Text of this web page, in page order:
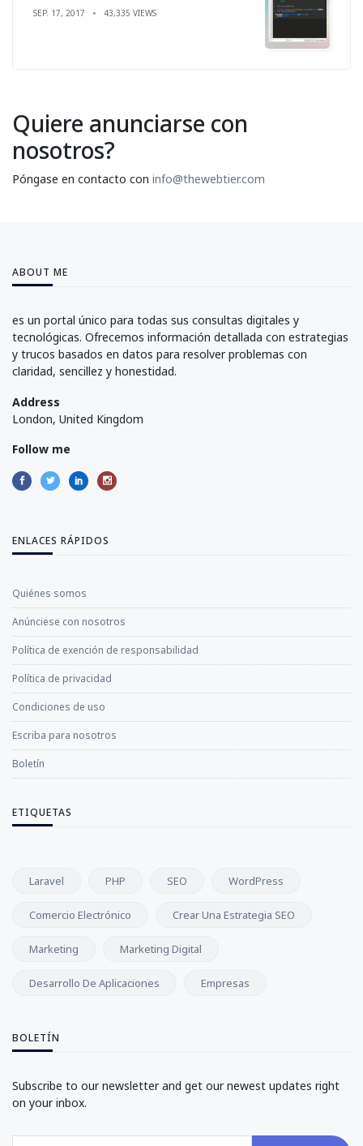
SEP. 17, 2017 43,335 VIEWS
Quiere anunciarse con
nosotros?
Póngase en contacto con info@thewebtier.com
ABOUT ME
es un portal único para todas sus consultas digitales y
tecnológicas. Ofrecemos información detallada con estrategias
y trucos basados en datos para resolver problemas con
claridad, sencillez y honestidad.
Address
London, United Kingdom
Follow me
ENLACES RÁPIDOS
Quiénes somos
Anúnciese con nosotros
Política de exención de responsabilidad
Política de privacidad
Condiciones de uso
Escriba para nosotros
Boletín
ETIQUETAS
Laravel PHP SEO WordPress
Comercio Electrónico Crear Una Estrategia SEO
Marketing Marketing Digital
Desarrollo De Aplicaciones Empresas
BOLETÍN
Subscribe to our newsletter and get our newest updates right
on your inbox.